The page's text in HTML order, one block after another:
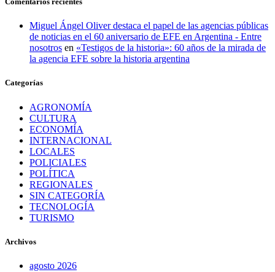
Miguel Ángel Oliver destaca el papel de las agencias públicas
de noticias en el 60 aniversario de EFE en Argentina - Entre
nosotros en «Testigos de la historia»: 60 años de la mirada de
la agencia EFE sobre la historia argentina
Categorías
AGRONOMÍA
CULTURA
ECONOMÍA
INTERNACIONAL
LOCALES
POLICIALES
POLÍTICA
REGIONALES
SIN CATEGORÍA
TECNOLOGÍA
TURISMO
Archivos
agosto 2026